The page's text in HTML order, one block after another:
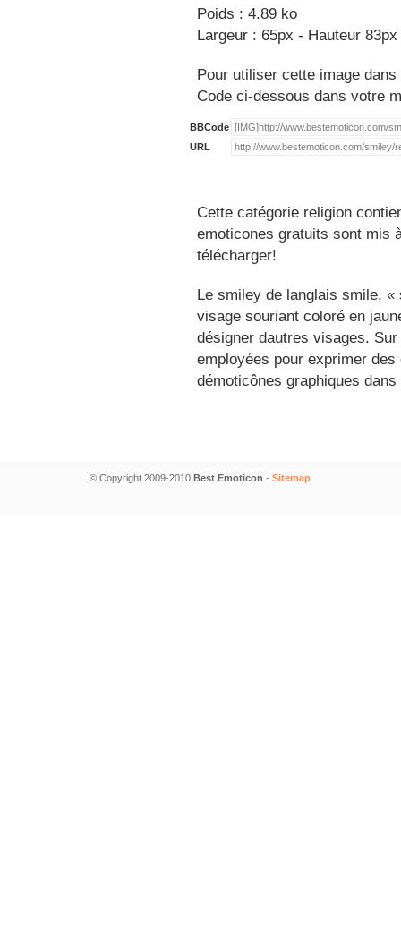
Poids : 4.89 ko
Largeur : 65px - Hauteur 83px
Pour utiliser cette image
Code ci-dessous dans votre
BBCode
URL
Cette catégorie religion
emoticones gratuits sont mis
télécharger!
Le smiley de langlais smile,
visage souriant coloré en
désigner dautres visages.
employées pour exprimer
démoticônes graphiques
© Copyright 2009-2010 Best Emoticon - Sitemap